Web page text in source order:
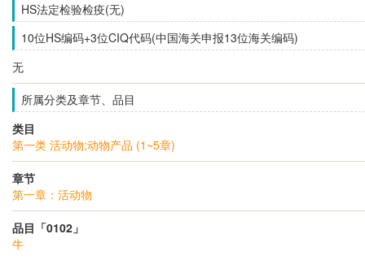
HS法定检验检疫(无)
10位HS编码+3位CIQ代码(中国海关申报13位海关编码)
无
所属分类及章节、品目
类目
第一类 活动物;动物产品 (1~5章)
章节
第一章：活动物
品目「0102」
牛